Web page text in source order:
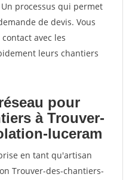
processus qui permet
de devis. Vous
avec les
leurs chantiers
pour
à Trouver-
luceram
en tant qu'artisan
Trouver-des-chantiers-